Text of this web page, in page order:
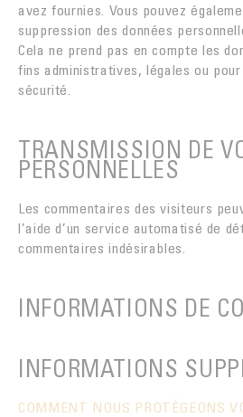
avez fournies. Vous pouvez
suppression des données
Cela ne prend pas en compte les
fins administratives, légales ou
sécurité.
TRANSMISSION DE
PERSONNELLES
Les commentaires des visiteurs
l’aide d’un service automatisé de
commentaires indésirables.
INFORMATIONS DE
INFORMATIONS
COMMENT NOUS PROTÉGEONS